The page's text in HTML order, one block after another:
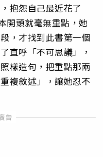
抱怨自己最近花了
開頭就毫無重點，她
，才找到此書第一個
直呼「不可思議」，
樣造句，把重點那兩
複敘述」，讓她忍不